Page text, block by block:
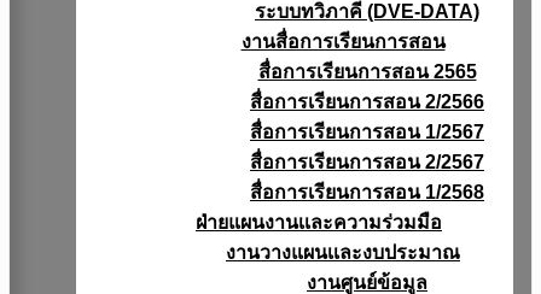
ระบบทวิภาคี (DVE-DATA)
งานสื่อการเรียนการสอน
สื่อการเรียนการสอน 2565
สื่อการเรียนการสอน 2/2566
สื่อการเรียนการสอน 1/2567
สื่อการเรียนการสอน 2/2567
สื่อการเรียนการสอน 1/2568
ฝ่ายแผนงานเเละความร่วมมือ
งานวางแผนเเละงบประมาณ
งานศูนย์ข้อมูล